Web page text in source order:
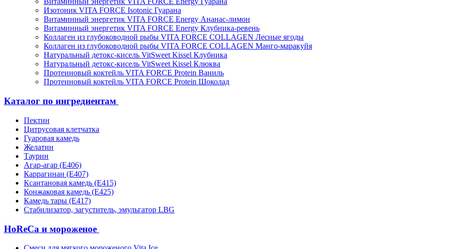
Изотоник VITA FORCE Isotonic Гуарана
Витаминный энергетик VITA FORCE Energy Ананас-лимон
Витаминный энергетик VITA FORCE Energy Клубника-ревень
Коллаген из глубоководной рыбы VITA FORCE COLLAGEN Лесные ягоды
Коллаген из глубоководной рыбы VITA FORCE COLLAGEN Манго-маракуйя
Натуральный детокс-кисель VitSweet Kissel Клубника
Натуральный детокс-кисель VitSweet Kissel Клюква
Протеиновый коктейль VITA FORCE Protein Ваниль
Протеиновый коктейль VITA FORCE Protein Шоколад
Каталог по ингредиентам
Пектин
Цитрусовая клетчатка
Гуаровая камедь
Желатин
Таурин
Агар-агар (Е406)
Каррагинан (Е407)
Ксантановая камедь (Е415)
Конжаковая камедь (Е425)
Камедь тары (Е417)
Стабилизатор, загуститель, эмульгатор LBG
HoReCa и мороженое